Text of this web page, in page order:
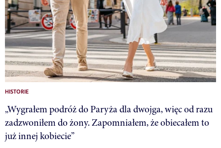
HISTORIE
„Wygrałem podróż do Paryża dla dwojga, więc od razu
zadzwoniłem do żony. Zapomniałem, że obiecałem to
już innej kobiecie”